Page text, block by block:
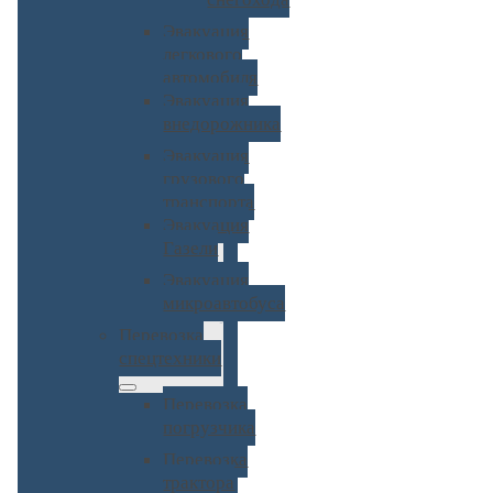
Эвакуация
легкового
автомобиля
Эвакуация
внедорожника
Эвакуация
грузового
транспорта
Эвакуация
Газели
Эвакуация
микроавтобуса
Перевозка
спецтехники
Перевозка
погрузчика
Перевозка
трактора